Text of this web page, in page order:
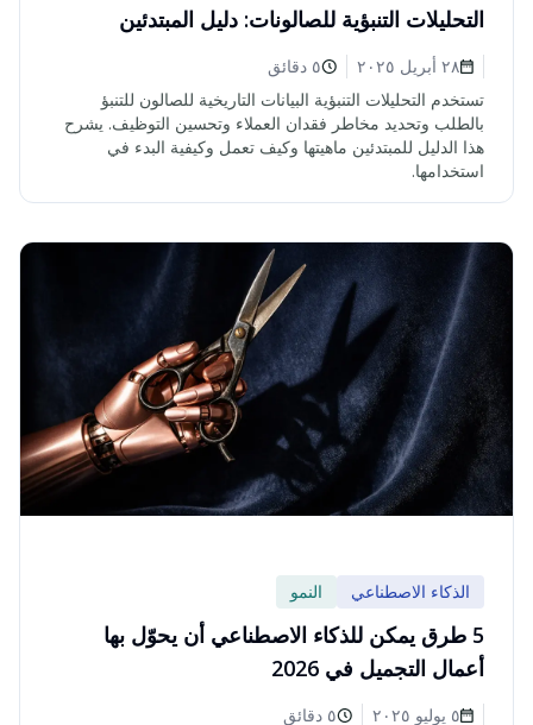
التحليلات التنبؤية للصالونات: دليل المبتدئين
٢٨ أبريل ٢٠٢٥
٥ دقائق
تستخدم التحليلات التنبؤية البيانات التاريخية للصالون للتنبؤ
بالطلب وتحديد مخاطر فقدان العملاء وتحسين التوظيف. يشرح
هذا الدليل للمبتدئين ماهيتها وكيف تعمل وكيفية البدء في
استخدامها.
الذكاء الاصطناعي النمو
5 طرق يمكن للذكاء الاصطناعي أن يحوّل بها
أعمال التجميل في 2026
٥ يوليو ٢٠٢٥
٥ دقائق